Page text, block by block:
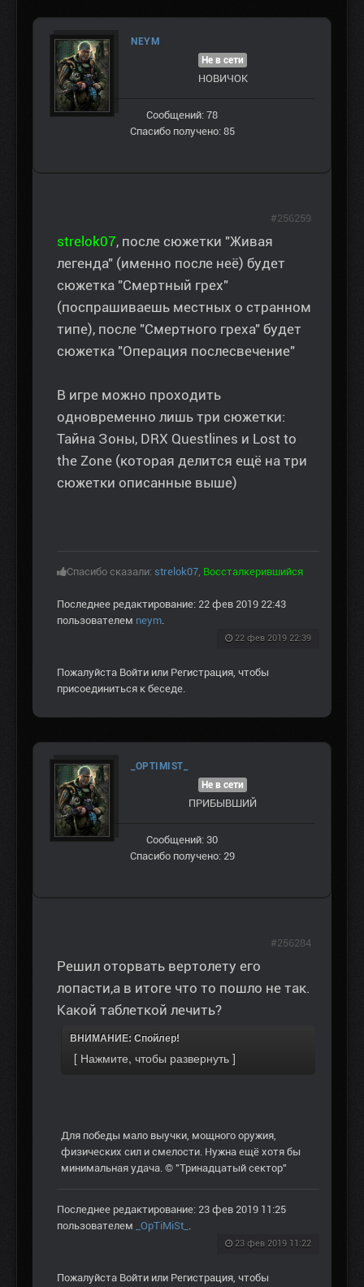
NEYM
Не в сети
НОВИЧОК
Сообщений: 78
Спасибо получено: 85
strelok07, после сюжетки "Живая
легенда" (именно после неё) будет
сюжетка "Смертный грех"
(поспрашиваешь местных о странном
типе), после "Смертного греха" будет
сюжетка "Операция послесвечение"
В игре можно проходить
одновременно лишь три сюжетки:
Тайна Зоны, DRX Questlines и Lost to
the Zone (которая делится ещё на три
сюжетки описанные выше)
Спасибо сказали: strelok07 Воссталкерившийся
Последнее редактирование: 22 фев 2019 22:43
пользователем neym
22 фев 2019 22:39
#256259
Пожалуйста Войти или Регистрация , чтобы
присоединиться к беседе.
_OPTIMIST_
Не в сети
ПРИБЫВШИЙ
Сообщений: 30
Спасибо получено: 29
Решил оторвать вертолету его
лопасти,а в итоге что то пошло не так.
Какой таблеткой лечить?
ВНИМАНИЕ: Спойлер!
Для победы мало выучки, мощного оружия,
физических сил и смелости. Нужна ещё хотя бы
минимальная удача. © "Тринадцатый сектор"
Последнее редактирование: 23 фев 2019 11:25
пользователем
_OpTiMiSt_
23 фев 2019 11:22
#256284
Пожалуйста Войти или Регистрация , чтобы